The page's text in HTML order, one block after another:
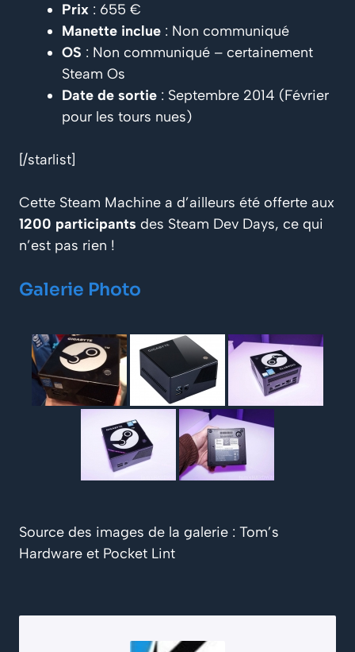
Prix : 655 €
Manette inclue : Non communiqué
OS : Non communiqué – certainement
Steam Os
Date de sortie : Septembre 2014 (Février
pour les tours nues)
[/starlist]
Cette Steam Machine a d’ailleurs été offerte aux
1200 participants des Steam Dev Days, ce qui
n’est pas rien !
Galerie Photo
Source des images de la galerie : Tom’s
Hardware et Pocket Lint